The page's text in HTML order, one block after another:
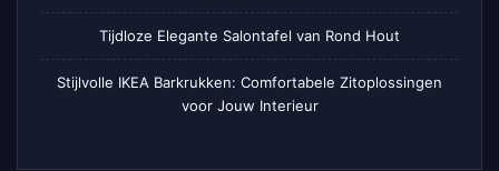
Tijdloze Elegante Salontafel van Rond Hout
Stijlvolle IKEA Barkrukken: Comfortabele Zitoplossingen
voor Jouw Interieur